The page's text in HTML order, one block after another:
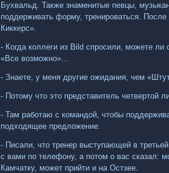
Бухвальд. Также знаменитые певцы,
поддерживать форму, тренироваться.
Киккерс».
- Когда коллеги из Вild спросили, можете ли
«Все возможно»…
- Знаете, у меня другие ожидания, чем
- Потому что это представитель четвертой
- Там работаю с командой, чтобы
подходящее предложение.
- Писали, что тренер выступающей в
с вами по телефону, а потом о вас сказал:
Камчатку, может прийти и на Остзее.